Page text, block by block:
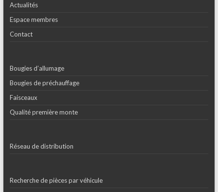
Actualités
Espace membres
Contact
Bougies d’allumage
Bougies de préchauffage
Faisceaux
Qualité première monte
Réseau de distribution
Recherche de pièces par véhicule